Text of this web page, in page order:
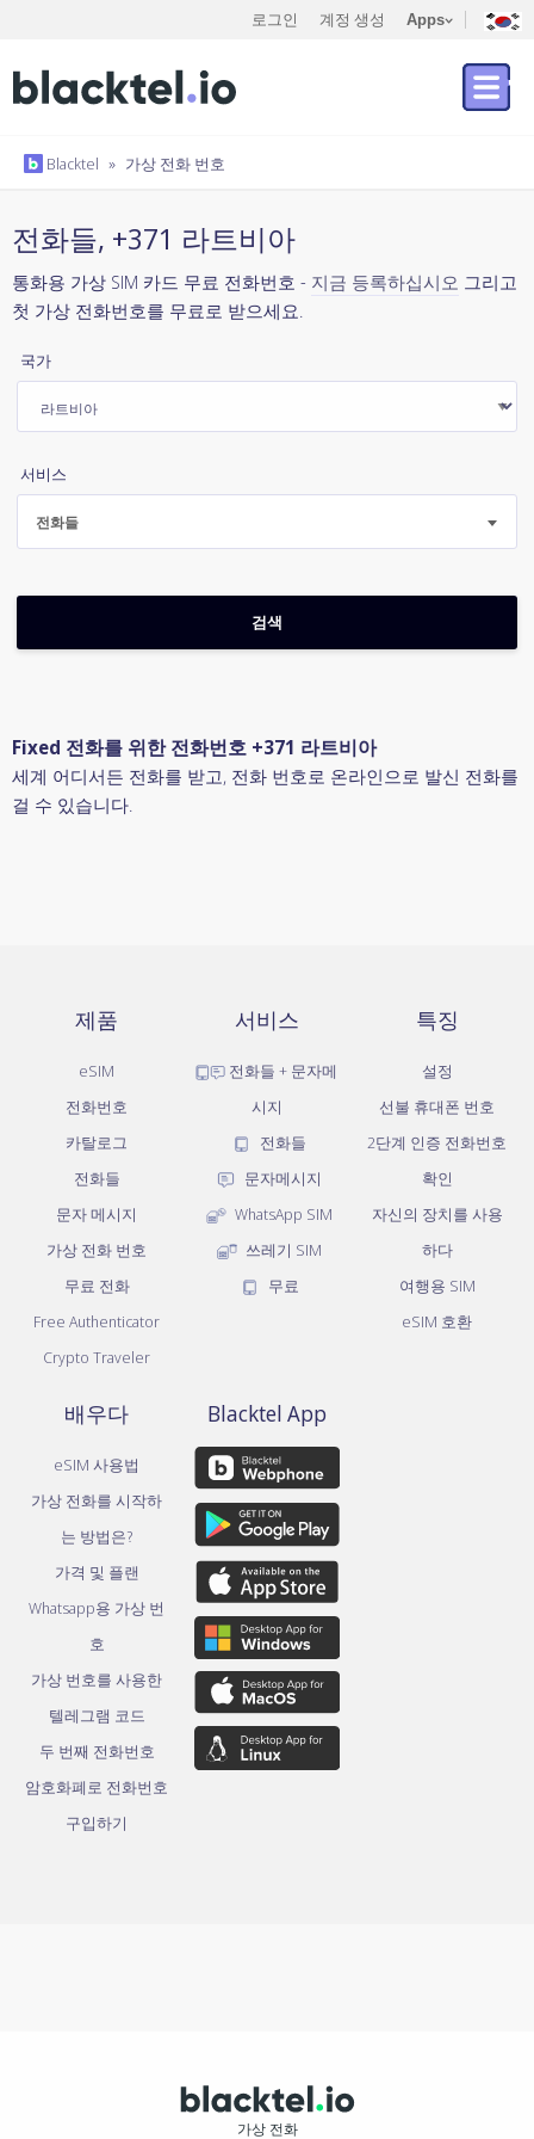
로그인 계정 생성 Apps
Blacktel » 가상 전화 번호
전화들, +371 라트비아
통화용 가상 SIM 카드 무료 전화번호 - 지금 등록하십시오 그리고
첫 가상 전화번호를 무료로 받으세요.
국가
서비스
전화들
Fixed 전화를 위한 전화번호 +371 라트비아
세계 어디서든 전화를 받고, 전화 번호로 온라인으로 발신 전화를
걸 수 있습니다.
제품
eSIM
전화번호
카탈로그
전화들
문자 메시지
가상 전화 번호
무료 전화
Free Authenticator
Crypto Traveler
서비스
전화들 + 문자메
시지
전화들
문자메시지
WhatsApp SIM
쓰레기 SIM
무료
특징
설정
선불 휴대폰 번호
2단계 인증 전화번호
확인
자신의 장치를 사용
하다
여행용 SIM
eSIM 호환
배우다
eSIM 사용법
가상 전화를 시작하
는 방법은?
가격 및 플랜
Whatsapp용 가상 번
호
가상 번호를 사용한
텔레그램 코드
두 번째 전화번호
암호화폐로 전화번호
구입하기
Blacktel App
가상 전화